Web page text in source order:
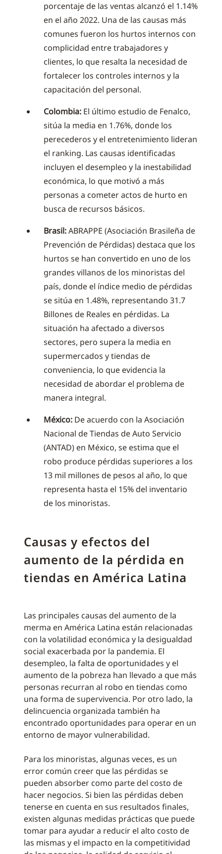
porcentaje de las ventas alcanzó el 1.14%
en el año 2022. Una de las causas más
comunes fueron los hurtos internos con
complicidad entre trabajadores y
clientes, lo que resalta la necesidad de
fortalecer los controles internos y la
capacitación del personal.
Colombia: El último estudio de Fenalco,
sitúa la media en 1.76%, donde los
perecederos y el entretenimiento lideran
el ranking. Las causas identificadas
incluyen el desempleo y la inestabilidad
económica, lo que motivó a más
personas a cometer actos de hurto en
busca de recursos básicos.
Brasil:ABRAPPE (Asociación Brasileña de
Prevención de Pérdidas) destaca que los
hurtos se han convertido en uno de los
grandes villanos de los minoristas del
país, donde el índice medio de pérdidas
se sitúa en 1.48%, representando 31.7
Billones de Reales en pérdidas. La
situación ha afectado a diversos
sectores, pero supera la media en
supermercados y tiendas de
conveniencia, lo que evidencia la
necesidad de abordar el problema de
manera integral.
México: De acuerdo con la Asociación
Nacional de Tiendas de Auto Servicio
(ANTAD) en México, se estima que el
robo produce pérdidas superiores a los
13 mil millones de pesos al año, lo que
representa hasta el 15% del inventario
de los minoristas.
Causas y efectos del
aumento de la pérdida en
tiendas en América Latina
Las principales causas del aumento de la
merma en América Latina están relacionadas
con la volatilidad económica y la desigualdad
social exacerbada por la pandemia. El
desempleo, la falta de oportunidades y el
aumento de la pobreza han llevado a que más
personas recurran al robo en tiendas como
una forma de supervivencia. Por otro lado, la
delincuencia organizada también ha
encontrado oportunidades para operar en un
entorno de mayor vulnerabilidad.
Para los minoristas, algunas veces, es un
error común creer que las pérdidas se
pueden absorber como parte del costo de
hacer negocios. Si bien las pérdidas deben
tenerse en cuenta en sus resultados finales,
existen algunas medidas prácticas que puede
tomar para ayudar a reducir el alto costo de
las mismas y el impacto en la competitividad